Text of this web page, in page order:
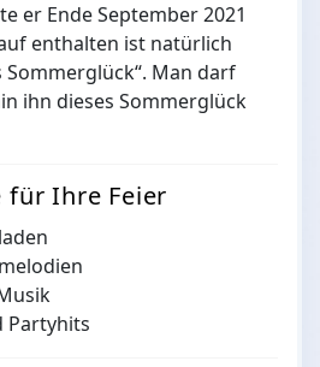
er Ende September 2021
enthalten ist natürlich
Sommerglück“. Man darf
ihn dieses Sommerglück
für Ihre Feier
Partyhits